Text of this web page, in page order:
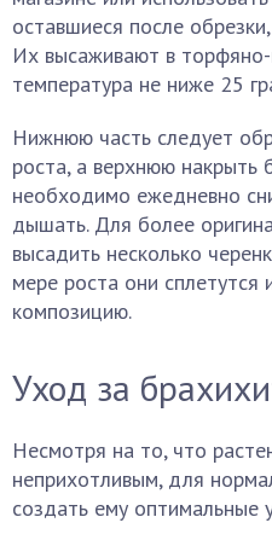
оставшиеся после
Их высаживают в
температура не ниже 25
Нижнюю часть следует
роста, а верхнюю накрыть
необходимо ежедневно
дышать. Для более
высадить несколько
мере роста они
композицию.
Уход за
Несмотря на то, что
неприхотливым, для
создать ему оптимальные